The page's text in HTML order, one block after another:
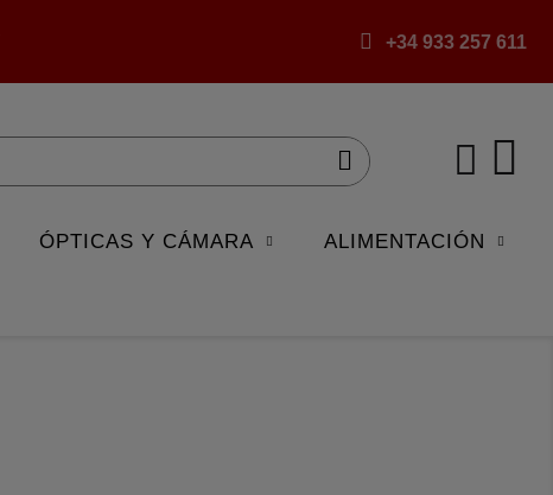
+34 933 257 611
ÓPTICAS Y CÁMARA ALIMENTACIÓN